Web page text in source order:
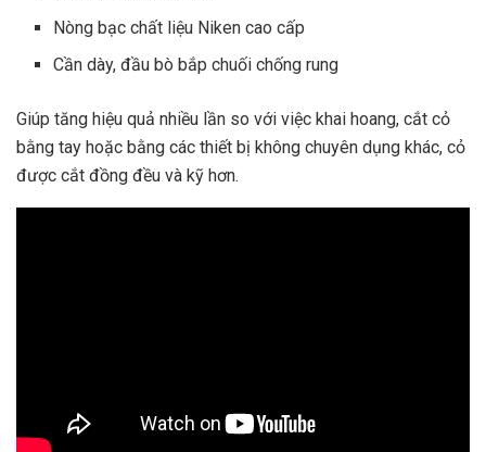
Nòng bạc chất liệu Niken cao cấp
Cần dày, đầu bò bắp chuối chống rung
Giúp tăng hiệu quả nhiều lần so với việc khai hoang, cắt cỏ
bằng tay hoặc bằng các thiết bị không chuyên dụng khác, cỏ
được cắt đồng đều và kỹ hơn.